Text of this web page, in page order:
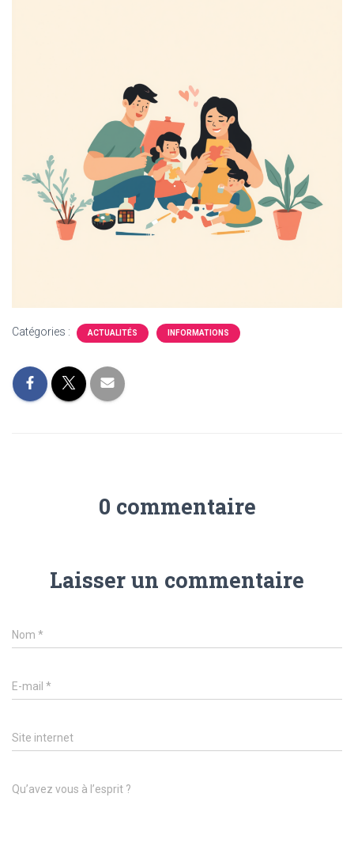
Catégories : ACTUALITÉS INFORMATIONS
0 commentaire
Laisser un commentaire
Nom *
E-mail *
Site internet
Qu’avez vous à l’esprit ?